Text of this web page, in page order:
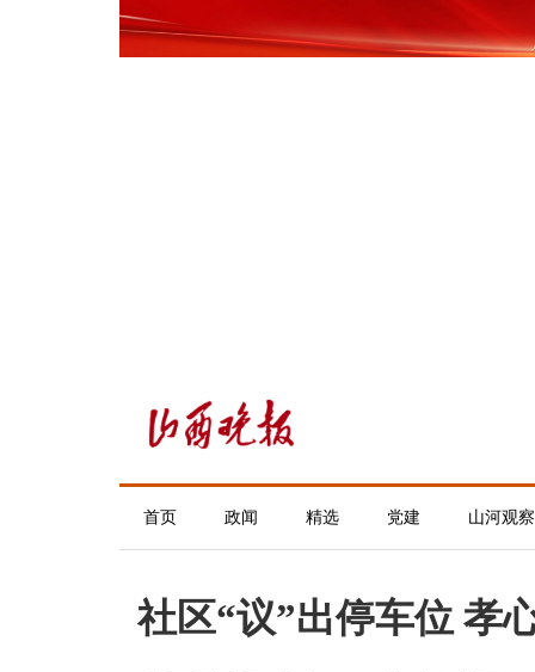
首页 政闻 精选 党建 山河观察
社区“议”出停车位 孝